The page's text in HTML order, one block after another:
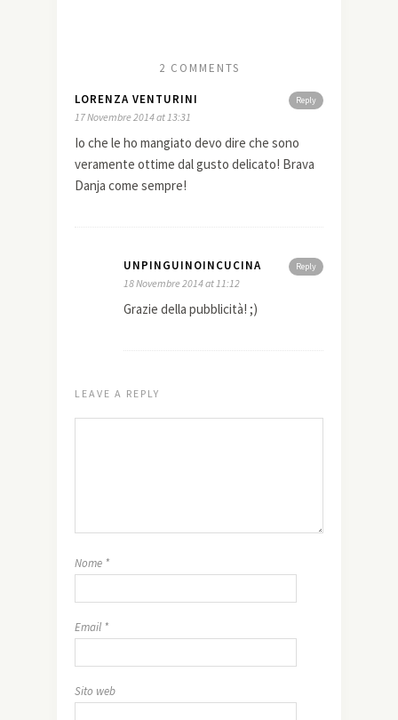
2 COMMENTS
Reply
LORENZA VENTURINI
17 Novembre 2014 at 13:31
Io che le ho mangiato devo dire che sono
veramente ottime dal gusto delicato! Brava
Danja come sempre!
Reply
UNPINGUINOINCUCINA
18 Novembre 2014 at 11:12
Grazie della pubblicità! ;)
LEAVE A REPLY
Nome *
Email *
Sito web